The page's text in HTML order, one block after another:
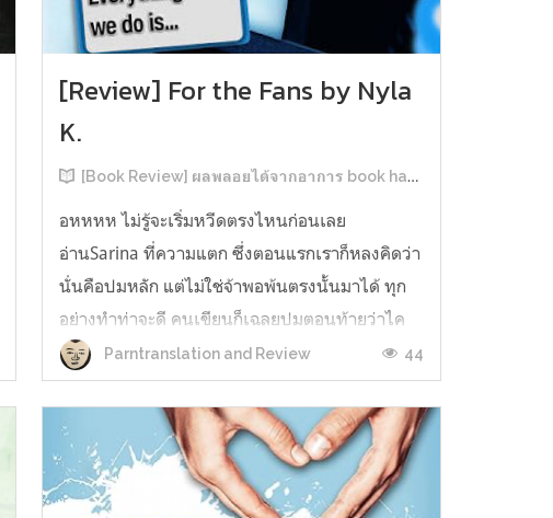
[Review] For the Fans by Nyla
K.
[Book Review] ผลพลอยได้จากอาการ book hangover หลังอ่านสารพัน MM Romance
อหหหห ไม่รู้จะเริ่มหวีดตรงไหนก่อนเลย
อ่านSarina ที่ความแตก ซึ่งตอนแรกเราก็หลงคิดว่า
นั่นคือปมหลัก แต่ไม่ใช่จ้าพอพ้นตรงนั้นมาได้ ทุก
อย่างทำท่าจะดี คนเขียนก็เฉลยปมตอนท้ายว่าไค
รันเคยเจออะไรมาในอดีตเท่านั้นแหละ คดีพลิกใน
ทันใด!!! ตรงนี้เป็นNarrative Escalation ที่ชอบ
มาก ทำให้รู้สึกเหมือนคนเขียนวางแผนไว้ตั...
Parntranslation and Review 44